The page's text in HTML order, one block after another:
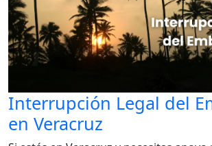
Interrupción Legal del
en Veracruz